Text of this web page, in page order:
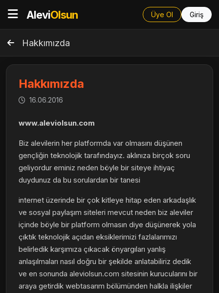
AleviOlsun Üye Ol Giriş
Hakkımızda
Hakkımızda
16.06.2016
www.aleviolsun.com
Biz alevilerin her platformda var olmasını düşünen
gençliğin teknolojik tarafındayız. aklınıza birçok soru
geliyordur eminiz neden böyle bir siteye ihtiyaç
duydunuz da bu sorulardan bir tanesi
internet üzerinde bir çok kitleye hitap eden arkadaşlık
ve sosyal paylaşım siteleri mevcut neden biz aleviler
içinde böyle bir platform olmasın diye düşünerek yola
çıktık teknolojik açıdan eksiklerimizi fazlalarımızı
belirledik karşımıza çıkacak önyargıları yanlış
anlaşılmaları nasıl doğru bir şekilde anlatabiliriz dedik
ve en sonunda aleviolsun.com sitesinin kurucularını bir
araya getirdik webtasarım bölümünden halkla ilişkiler